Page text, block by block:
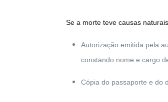
Se a morte teve causas
Autorização emitida pela
constando nome e cargo
Cópia do passaporte e do